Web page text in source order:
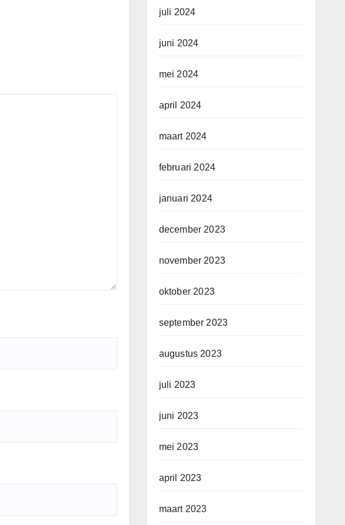
juli 2024
juni 2024
mei 2024
april 2024
maart 2024
februari 2024
januari 2024
december 2023
november 2023
oktober 2023
september 2023
augustus 2023
juli 2023
juni 2023
mei 2023
april 2023
maart 2023